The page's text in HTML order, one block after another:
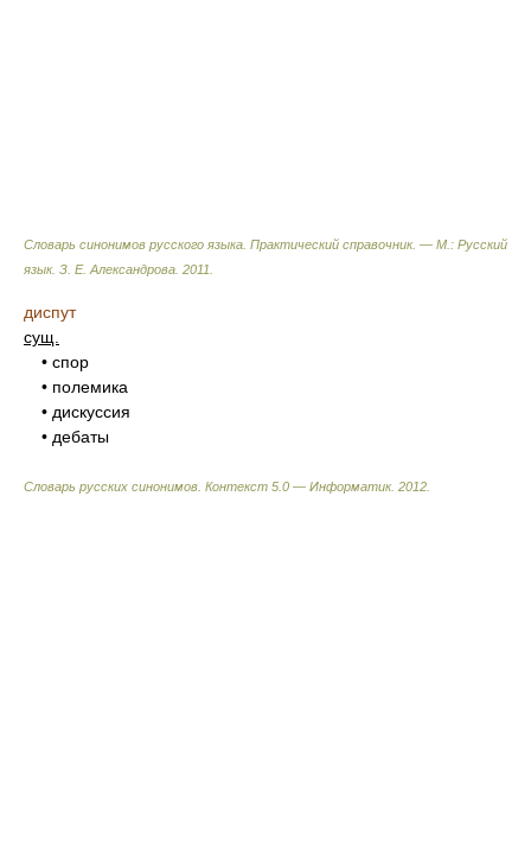
Словарь синонимов русского языка. Практический справочник. — М.: Русский
язык. З. Е. Александрова 2011
диспут
сущ.
• спор
• полемика
• дискуссия
• дебаты
Словарь русских синонимов. Контекст 5.0 — Информатик. 2012